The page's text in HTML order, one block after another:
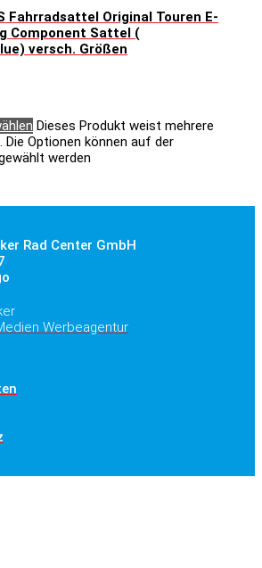
Fahrradsattel Original Touren E-
Component Sattel (
versch. Größen
Dieses Produkt weist mehrere
Die Optionen können auf der
werden
Rad Center GmbH
Werbeagentur